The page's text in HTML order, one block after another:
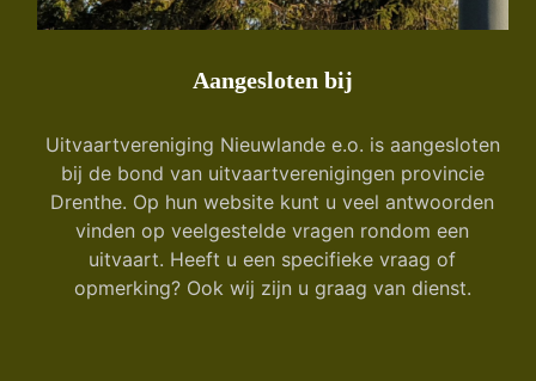
Aangesloten bij
Uitvaartvereniging Nieuwlande e.o. is aangesloten
bij de bond van uitvaartverenigingen provincie
Drenthe. Op hun website kunt u veel antwoorden
vinden op veelgestelde vragen rondom een
uitvaart. Heeft u een specifieke vraag of
opmerking? Ook wij zijn u graag van dienst.